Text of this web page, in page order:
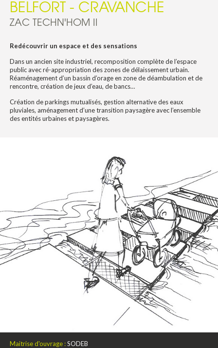
BELFORT - CRAVANCHE
ZAC TECHN'HOM II
Redécouvrir un espace et des sensations
Dans un ancien site industriel, recomposition complète de l’espace
public avec ré-appropriation des zones de délaissement urbain.
Réaménagement d’un bassin d’orage en zone de déambulation et de
rencontre, création de jeux d’eau, de bancs…
Création de parkings mutualisés, gestion alternative des eaux
pluviales, aménagement d’une transition paysagère avec l’ensemble
des entités urbaines et paysagères.
Maitrise d'ouvrage :SODEB